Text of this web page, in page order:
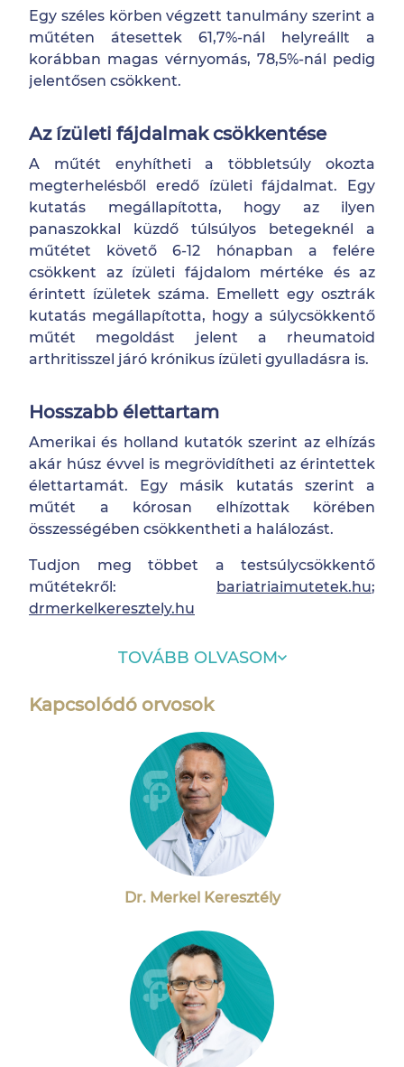
Egy széles körben végzett tanulmány szerint a
műtéten átesettek 61,7%-nál helyreállt a
korábban magas vérnyomás, 78,5%-nál pedig
jelentősen csökkent.
Az ízületi fájdalmak csökkentése
A műtét enyhítheti a többletsúly okozta
megterhelésből eredő ízületi fájdalmat. Egy
kutatás megállapította, hogy az ilyen
panaszokkal küzdő túlsúlyos betegeknél a
műtétet követő 6-12 hónapban a felére
csökkent az ízületi fájdalom mértéke és az
érintett ízületek száma. Emellett egy osztrák
kutatás megállapította, hogy a súlycsökkentő
műtét megoldást jelent a rheumatoid
arthritisszel járó krónikus ízületi gyulladásra is.
Hosszabb élettartam
Amerikai és holland kutatók szerint az elhízás
akár húsz évvel is megrövidítheti az érintettek
élettartamát. Egy másik kutatás szerint a
műtét a kórosan elhízottak körében
összességében csökkentheti a halálozást.
Tudjon meg többet a testsúlycsökkentő
műtétekről: bariatriaimutetek.hu;
drmerkelkeresztely.hu
TOVÁBB OLVASOM
Kapcsolódó orvosok
Dr. Merkel Keresztély